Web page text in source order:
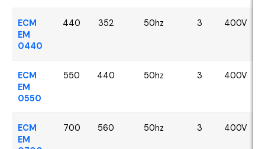
ECM
EM
0440
440 352 50hz 3 400V
ECM
EM
0550
550 440 50hz 3 400V
ECM
EM
700 560 50hz 3 400V